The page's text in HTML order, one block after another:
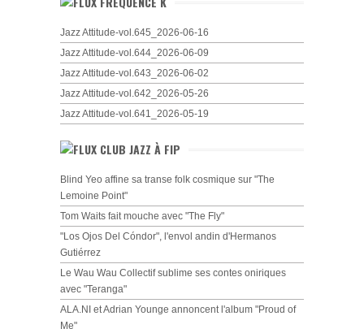
Jazz Attitude-vol.645_2026-06-16
Jazz Attitude-vol.644_2026-06-09
Jazz Attitude-vol.643_2026-06-02
Jazz Attitude-vol.642_2026-05-26
Jazz Attitude-vol.641_2026-05-19
CLUB JAZZ À FIP
Blind Yeo affine sa transe folk cosmique sur "The
Lemoine Point"
Tom Waits fait mouche avec "The Fly"
"Los Ojos Del Cóndor", l'envol andin d'Hermanos
Gutiérrez
Le Wau Wau Collectif sublime ses contes oniriques
avec "Teranga"
ALA.NI et Adrian Younge annoncent l'album "Proud of
Me"